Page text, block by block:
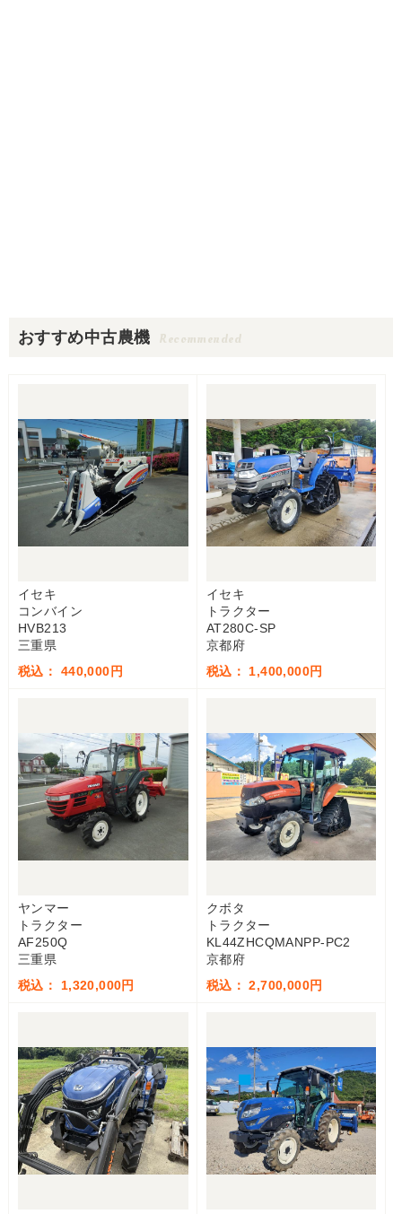
おすすめ中古農機 Recommended
イセキ
コンバイン
HVB213
三重県
税込： 440,000円
イセキ
トラクター
AT280C-SP
京都府
税込： 1,400,000円
ヤンマー
トラクター
AF250Q
三重県
税込： 1,320,000円
クボタ
トラクター
KL44ZHCQMANPP-PC2
京都府
税込： 2,700,000円